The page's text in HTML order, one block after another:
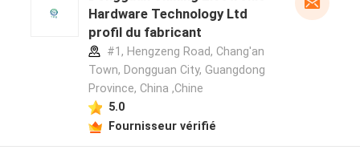
Hardware Technology Ltd
profil du fabricant
#1, Hengzeng Road, Chang'an
Town, Dongguan City, Guangdong
Province, China ,Chine
5.0
Fournisseur vérifié